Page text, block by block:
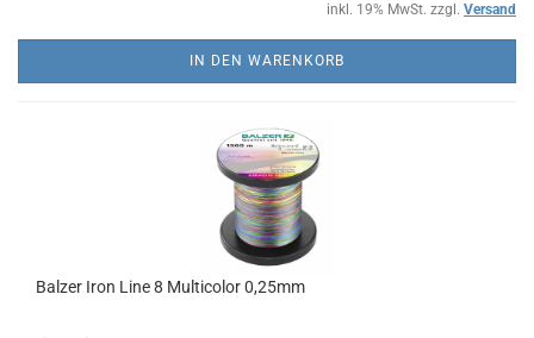
inkl. 19% MwSt. zzgl. Versand
IN DEN WARENKORB
Balzer Iron Line 8 Multicolor 0,25mm